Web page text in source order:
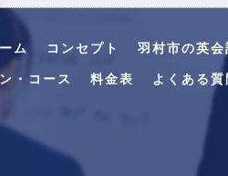
ム コンセプト 羽村市の英
・コース
料金表 よくある質